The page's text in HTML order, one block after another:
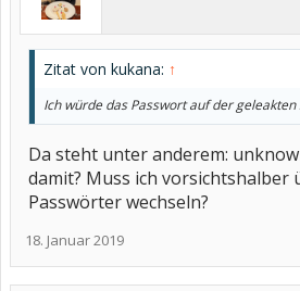
Zitat von kukana: ↑
Ich würde das Passwort auf der geleakten
Da steht unter anderem:
damit? Muss ich vorsichtshalber
Passwörter wechseln?
18. Januar 2019